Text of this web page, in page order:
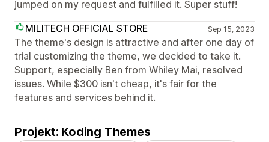
jumped on my request and fulfilled it. Super stuff!
MILITECH OFFICIAL STORE
Sep 15, 2023
The theme's design is attractive and after one day of
trial customizing the theme, we decided to take it.
Support, especially Ben from Whiley Mai, resolved
issues. While $300 isn't cheap, it's fair for the
features and services behind it.
Projekt: Koding Themes